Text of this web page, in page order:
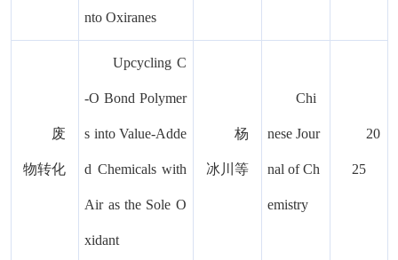
nto Oxiranes
废
物转化
Upcycling C
-O Bond Polymer
s into Value-Adde
d Chemicals with
Air as the Sole O
xidant
杨
冰川等
Chi
nese Jour
nal of Ch
emistry
20
25